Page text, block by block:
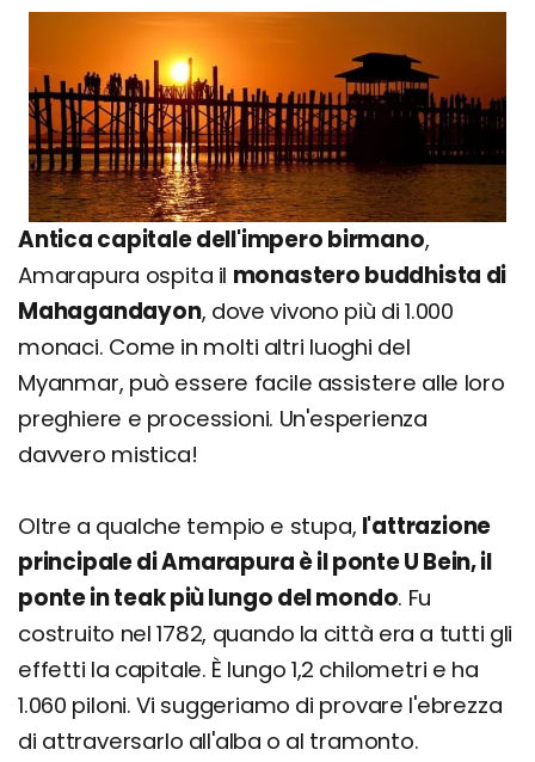
Antica capitale dell'impero birmano,
Amarapura ospita il monastero buddhista di
Mahagandayon, dove vivono più di 1.000
monaci. Come in molti altri luoghi del
Myanmar, può essere facile assistere alle loro
preghiere e processioni. Un'esperienza
davvero mistica!
Oltre a qualche tempio e stupa, l'attrazione
principale di Amarapura è il ponte U Bein, il
ponte in teak più lungo del mondo. Fu
costruito nel 1782, quando la città era a tutti gli
effetti la capitale. È lungo 1,2 chilometri e ha
1.060 piloni. Vi suggeriamo di provare l'ebrezza
di attraversarlo all'alba o al tramonto.